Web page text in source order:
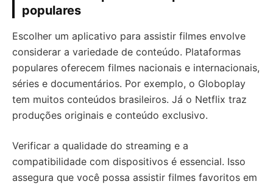
populares
Escolher um aplicativo para assistir filmes envolve
considerar a variedade de conteúdo. Plataformas
populares oferecem filmes nacionais e internacionais,
séries e documentários. Por exemplo, o Globoplay
tem muitos conteúdos brasileiros. Já o Netflix traz
produções originais e conteúdo exclusivo.
Verificar a qualidade do streaming e a
compatibilidade com dispositivos é essencial. Isso
assegura que você possa assistir filmes favoritos em